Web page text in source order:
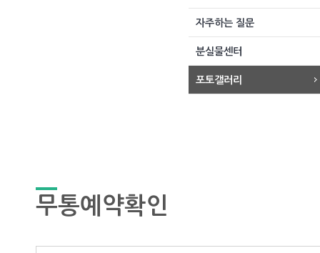
자주하는 질문
분실물센터
포토갤러리
무통예약확인